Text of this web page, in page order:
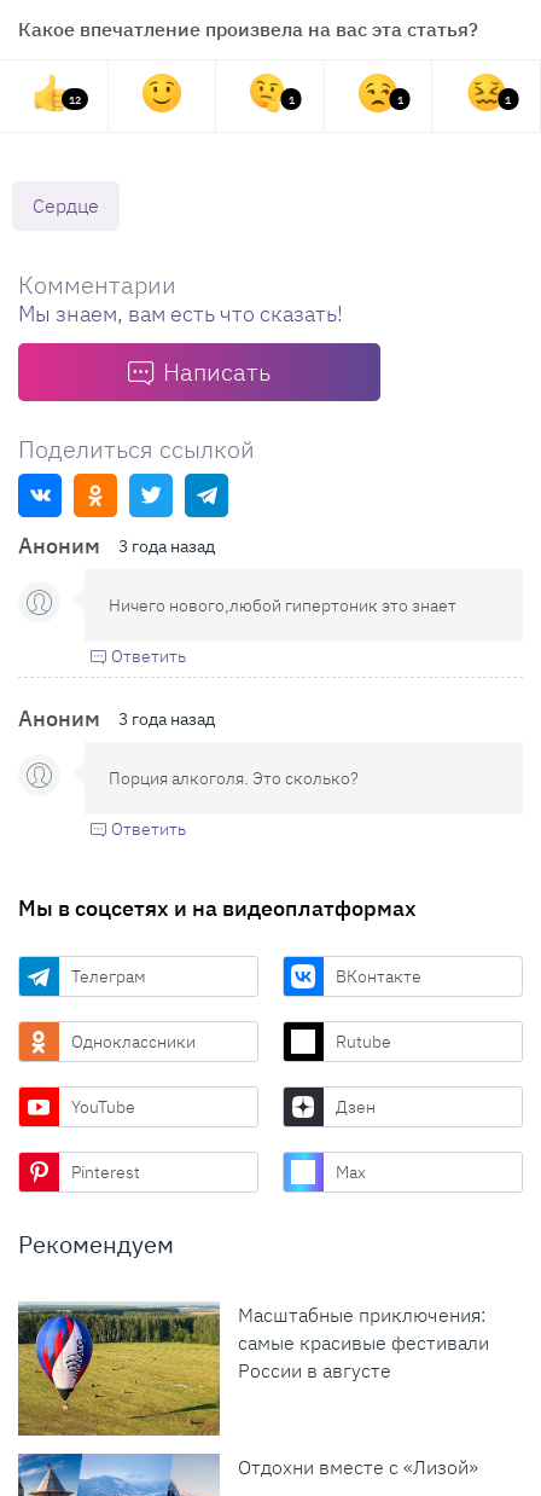
Какое впечатление произвела на вас эта статья?
12 1 1 1
Сердце
Комментарии
Мы знаем, вам есть что сказать!
Написать
Поделиться ссылкой
Аноним 3 года назад
Ничего нового,любой гипертоник это знает
Ответить
Аноним 3 года назад
Порция алкоголя. Это сколько?
Ответить
Мы в соцсетях и на видеоплатформах
Телеграм ВКонтакте
Одноклассники Rutube
YouTube Дзен
Pinterest Max
Рекомендуем
Масштабные приключения:
самые красивые фестивали
России в августе
Отдохни вместе с «Лизой»